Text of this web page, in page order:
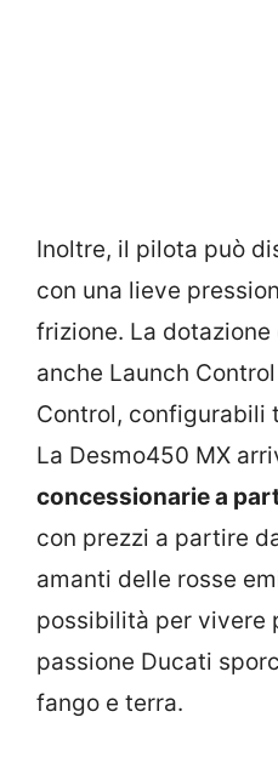
Inoltre, il pilota può
con una lieve
frizione. La
anche Launch
Control, configurabili
La Desmo450 MX
concessionarie a
con prezzi a partire
amanti delle rosse
possibilità per vivere
passione Ducati
fango e terra.